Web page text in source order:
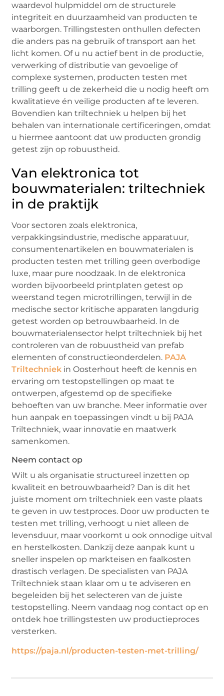
waardevol hulpmiddel om de structurele
integriteit en duurzaamheid van producten te
waarborgen. Trillingstesten onthullen defecten
die anders pas na gebruik of transport aan het
licht komen. Of u nu actief bent in de productie,
verwerking of distributie van gevoelige of
complexe systemen, producten testen met
trilling geeft u de zekerheid die u nodig heeft om
kwalitatieve én veilige producten af te leveren.
Bovendien kan triltechniek u helpen bij het
behalen van internationale certificeringen, omdat
u hiermee aantoont dat uw producten grondig
getest zijn op robuustheid.
Van elektronica tot
bouwmaterialen: triltechniek
in de praktijk
Voor sectoren zoals elektronica,
verpakkingsindustrie, medische apparatuur,
consumentenartikelen en bouwmaterialen is
producten testen met trilling geen overbodige
luxe, maar pure noodzaak. In de elektronica
worden bijvoorbeeld printplaten getest op
weerstand tegen microtrillingen, terwijl in de
medische sector kritische apparaten langdurig
getest worden op betrouwbaarheid. In de
bouwmaterialensector helpt triltechniek bij het
controleren van de robuustheid van prefab
elementen of constructieonderdelen. PAJA
Triltechniek in Oosterhout heeft de kennis en
ervaring om testopstellingen op maat te
ontwerpen, afgestemd op de specifieke
behoeften van uw branche. Meer informatie over
hun aanpak en toepassingen vindt u bij PAJA
Triltechniek, waar innovatie en maatwerk
samenkomen.
Neem contact op
Wilt u als organisatie structureel inzetten op
kwaliteit en betrouwbaarheid? Dan is dit het
juiste moment om triltechniek een vaste plaats
te geven in uw testproces. Door uw producten te
testen met trilling, verhoogt u niet alleen de
levensduur, maar voorkomt u ook onnodige uitval
en herstelkosten. Dankzij deze aanpak kunt u
sneller inspelen op markteisen en faalkosten
drastisch verlagen. De specialisten van PAJA
Triltechniek staan klaar om u te adviseren en
begeleiden bij het selecteren van de juiste
testopstelling. Neem vandaag nog contact op en
ontdek hoe trillingstesten uw productieproces
versterken.
https://paja.nl/producten-testen-met-trilling/